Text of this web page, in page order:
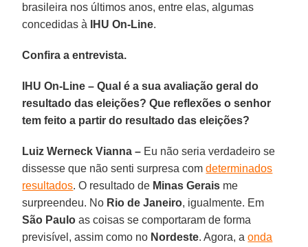
brasileira nos últimos anos, entre elas, algumas
concedidas à
IHU On-Line.
Confira a entrevista.
IHU On-Line – Qual é a sua avaliação geral do
resultado das eleições? Que reflexões o senhor
tem feito a partir do resultado das eleições?
Luiz Werneck Vianna – Eu não seria verdadeiro se
dissesse que não senti surpresa comdeterminados
resultados. O resultado de Minas Gerais me
surpreendeu. No Rio de Janeiro, igualmente. Em
São Paulo as coisas se comportaram de forma
previsível, assim como no Nordeste. Agora, aonda